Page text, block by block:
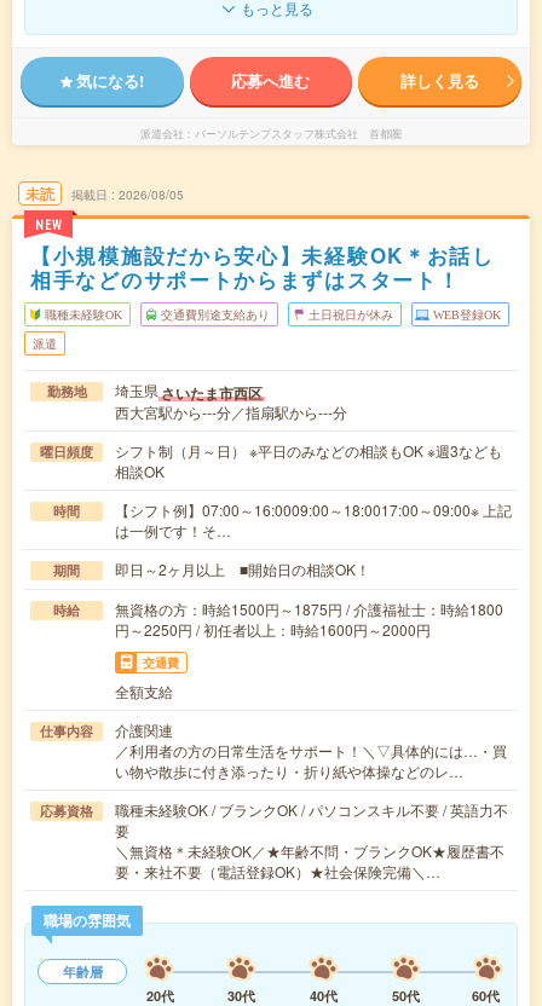
もっと見る
気になる! 応募へ進む 詳しく見る
派遣会社 パーソルテンプスタッフ株式会社 首都圏
未読
NEW
掲載日 2026/08/05
【小規模施設だから安心】未経験OK＊お話し
相手などのサポートからまずはスタート！
職種未経験OK 交通費別途支給あり 土日祝日が休み WEB登録OK
派遣
勤務地 埼玉県さいたま市西区
西大宮駅から---分／指扇駅から---分
曜日頻度
シフト制（月～日） ※平日のみなどの相談もOK ※週3なども
相談OK
時間
【シフト例】07:00～16:0009:00～18:0017:00～09:00※ 上記
は一例です！そ…
期間 即日～2ヶ月以上 ■開始日の相談OK！
時給
無資格の方：時給1500円～1875円 / 介護福祉士：時給1800
円～2250円 / 初任者以上：時給1600円～2000円
交通費
全額支給
仕事内容
介護関連
／利用者の方の日常生活をサポート！＼▽具体的には…・買
い物や散歩に付き添ったり・折り紙や体操などのレ…
応募資格
職種未経験OK / ブランクOK / パソコンスキル不要 / 英語力不
要
＼無資格＊未経験OK／★年齢不問・ブランクOK★履歴書不
要・来社不要（電話登録OK）★社会保険完備＼…
職場の雰囲気
年齢層
20代
30代 40代 50代
60代